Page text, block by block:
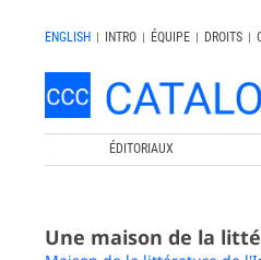
ENGLISH | INTRO | ÉQUIPE | DROITS |
ÉDITORIAUX
Une maison de la